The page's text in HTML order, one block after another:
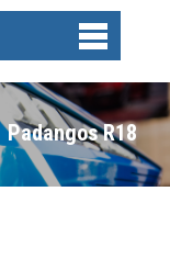
Padangos R18